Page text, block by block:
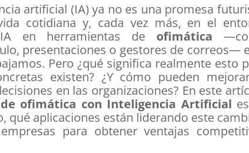
artificial (IA) ya no es una promesa
cotidiana y, cada vez más, en el
en herramientas de ofimática
presentaciones o gestores de correos—
Pero ¿qué significa realmente esto
existen? ¿Y cómo pueden
en las organizaciones? En este
de ofimática con Inteligencia Artificial
aplicaciones están liderando este
para obtener ventajas